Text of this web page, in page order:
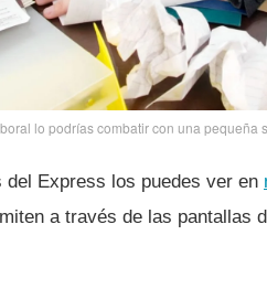
lo podrí­as combatir con una pequeña
del Express los puedes ver en
a través de las pantallas